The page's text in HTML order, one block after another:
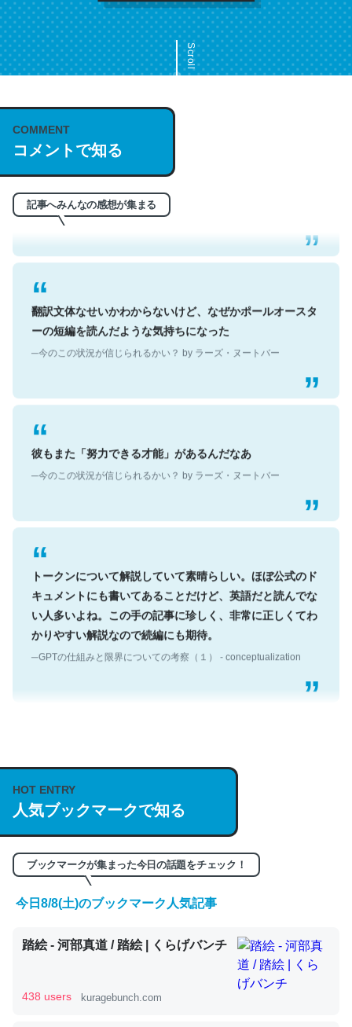
Scroll
COMMENT
コメントで知る
記事へみんなの感想が集まる
これは名文。彼はとてもクレバーなんだろうなと凄く思
う。英語少しでも読める人は原文もお勧め。自分はこの流
─今のこの状況が信じられるかい？ by ラーズ・ヌートバー
翻訳文体なせいかわからないけど、なぜかポールオースタ
ーの短編を読んだような気持ちになった
─今のこの状況が信じられるかい？ by ラーズ・ヌートバー
彼もまた「努力できる才能」があるんだなあ
─今のこの状況が信じられるかい？ by ラーズ・ヌートバー
トークンについて解説していて素晴らしい。ほぼ公式のド
キュメントにも書いてあることだけど、英語だと読んでな
い人多いよね。この手の記事に珍しく、非常に正しくてわ
かりやすい解説なので続編にも期待。
─GPTの仕組みと限界についての考察（１） - conceptualization
説してる記事が少ないので貴重な良記事。/続編来た
https://isobe324649.hatenablog.com/entry/2023/03/27
/064121
─GPTの仕組みと限界についての考察（１） - conceptualization
くらい。小説でいう「ずっと前の伏線」は回収されないけ
ど、短期記憶というには多い分量。進化すればするほど分
かりやすく強くなりそう
HOT ENTRY
人気ブックマークで知る
ブックマークが集まった今日の話題をチェック！
今日8/8(土)のブックマーク人気記事
踏絵 - 河部真道 / 踏絵 | くらげバンチ
438 users kuragebunch.com